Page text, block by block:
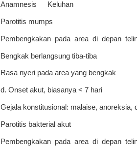
Anamnesis Keluhan
Parotitis mumps
Pembengkakan pada area di depan
Bengkak berlangsung tiba-tiba
Rasa nyeri pada area yang bengkak
d. Onset akut, biasanya < 7 hari
Gejala konstitusional: malaise, anoreksia,
Parotitis bakterial akut
Pembengkakan pada area di depan